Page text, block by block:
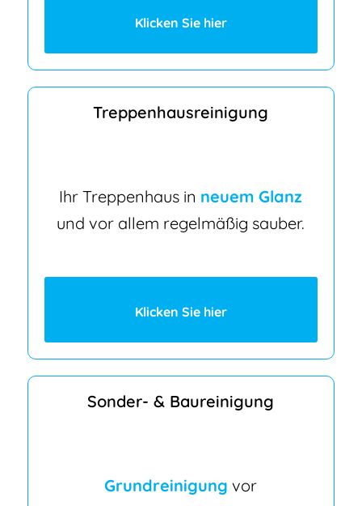
Klicken Sie hier
Treppenhausreinigung
Ihr Treppenhaus in neuem Glanz
und vor allem regelmäßig sauber.
Klicken Sie hier
Sonder- & Baureinigung
Grundreinigung vor